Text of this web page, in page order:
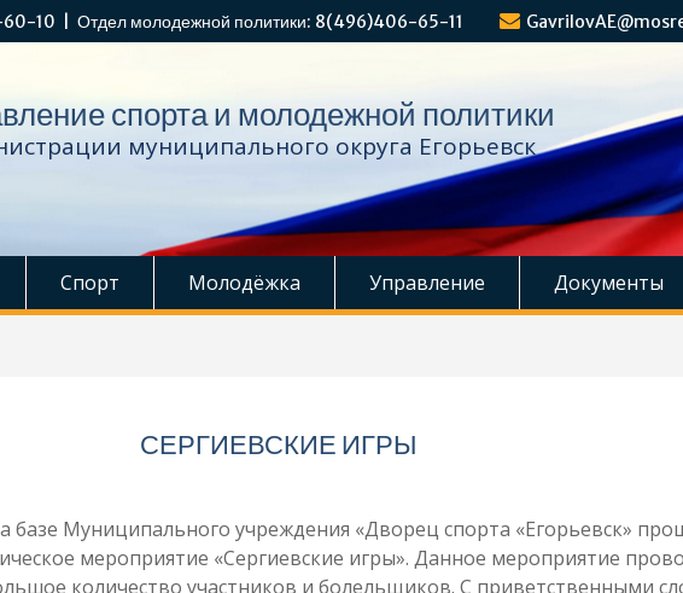
10 | Отдел молодежной политики: 8(496)406-65-11
спорта и молодежной политики
муниципального округа Егорьевск
Спорт Молодёжка Управление Документы
СЕРГИЕВСКИЕ ИГРЫ
базе Муниципального учреждения «Дворец спорта «Егорьевск»
мероприятие «Сергиевские игры». Данное мероприятие
количество участников и болельщиков. С приветственными